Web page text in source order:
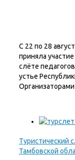
С 22 по 28
приняла
слёте
устье
Туристический
Тамбовской